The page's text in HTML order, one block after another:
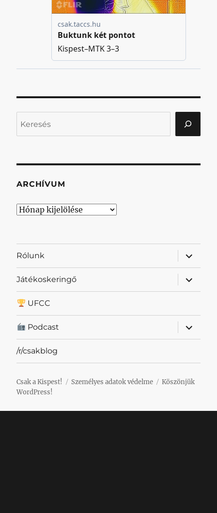
ARCHÍVUM
Archívum
Rólunk
almenü
Játékoskeringő
almenü
UFCC
Podcast
almenü
/r/csakblog
Csak a Kispest! Személyes adatok védelme
Köszönjük
WordPress!